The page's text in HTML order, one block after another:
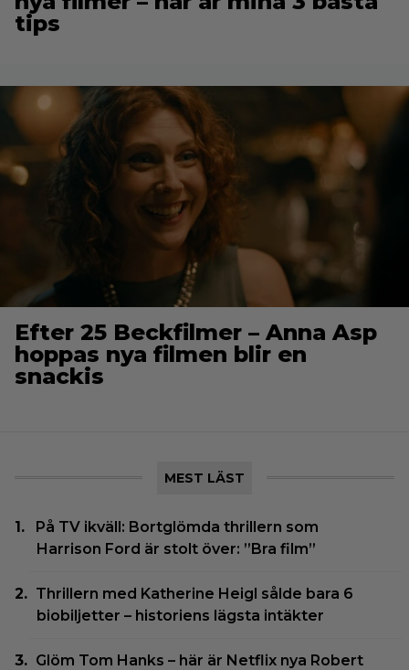
tips
Efter 25 Beckfilmer – Anna Asp
hoppas nya filmen blir en
snackis
MEST LÄST
På TV ikväll: Bortglömda thrillern som
Harrison Ford är stolt över: ”Bra film”
Thrillern med Katherine Heigl sålde bara 6
biobiljetter – historiens lägsta intäkter
Glöm Tom Hanks – här är Netflix nya Robert